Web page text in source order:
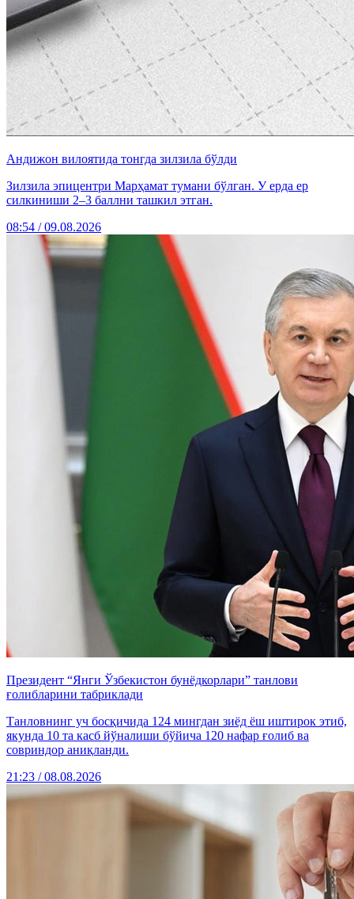
Андижон вилоятида тонгда зилзила бўлди
Зилзила эпицентри Марҳамат тумани бўлган. У ерда ер
силкиниши 2–3 баллни ташкил этган.
08:54 / 09.08.2026
Президент “Янги Ўзбекистон бунёдкорлари” танлови
ғолибларини табриклади
Танловнинг уч босқичида 124 мингдан зиёд ёш иштирок этиб,
якунда 10 та касб йўналиши бўйича 120 нафар ғолиб ва
совриндор аниқланди.
21:23 / 08.08.2026